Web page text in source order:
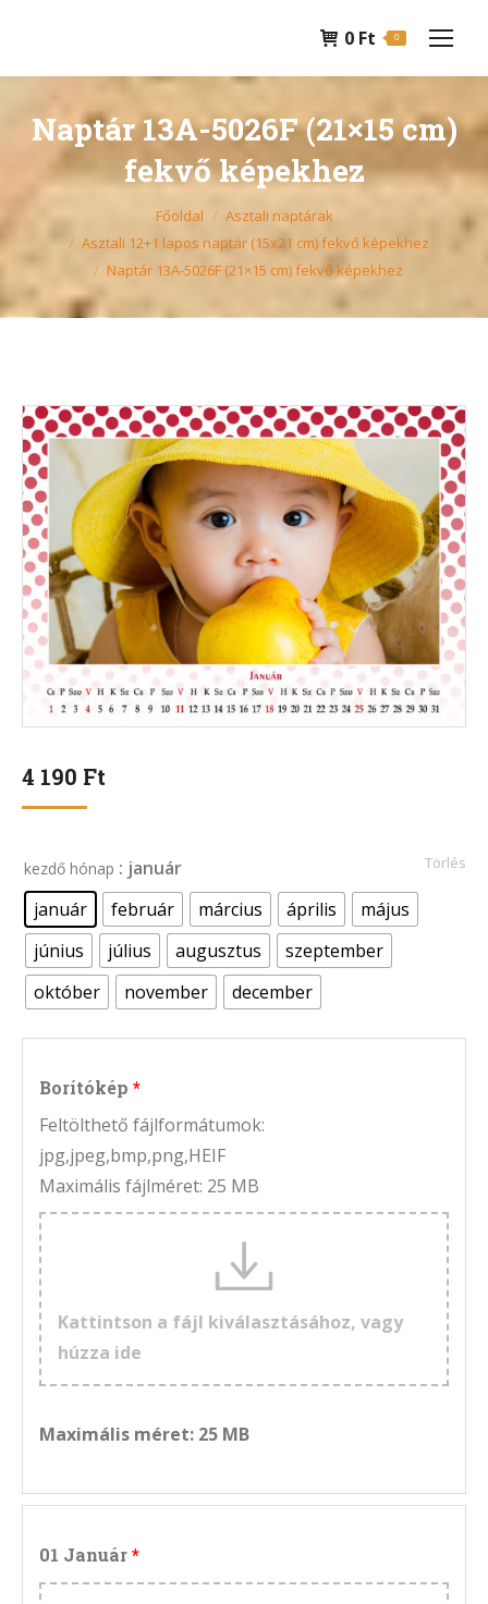
0 Ft 0
Naptár 13A-5026F (21×15 cm)
fekvő képekhez
Főoldal
Asztali naptárak
Asztali 12+1 lapos naptár (15x21 cm) fekvő képekhez
Naptár 13A-5026F (21×15 cm) fekvő képekhez
4 190 Ft
kezdő hónap : január
január
február március április
május
június
július augusztus
szeptember
október
november december
Törlés
Borítókép
Feltölthető fájlformátumok:
jpg,jpeg,bmp,png,HEIF
Maximális fájlméret: 25 MB
Kattintson a fájl kiválasztásához, vagy
húzza ide
Maximális méret: 25 MB
01 Január